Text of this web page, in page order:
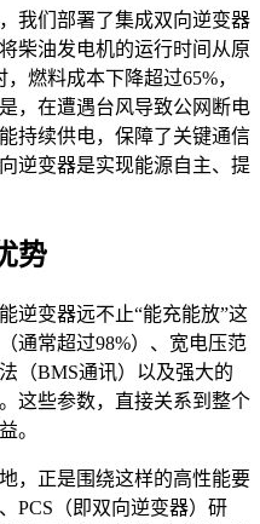
我们部署了集成双向逆变器
柴油发电机的运行时间从原
燃料成本下降超过65%，
，在遭遇台风导致公网断电
持续供电，保障了关键通信
逆变器是实现能源自主、提
势
逆变器远不止“能充能放”这
通常超过98%）、宽电压范
（BMS通讯）以及强大的
这些参数，直接关系到整个
。
，正是围绕这样的高性能要
PCS（即双向逆变器）研